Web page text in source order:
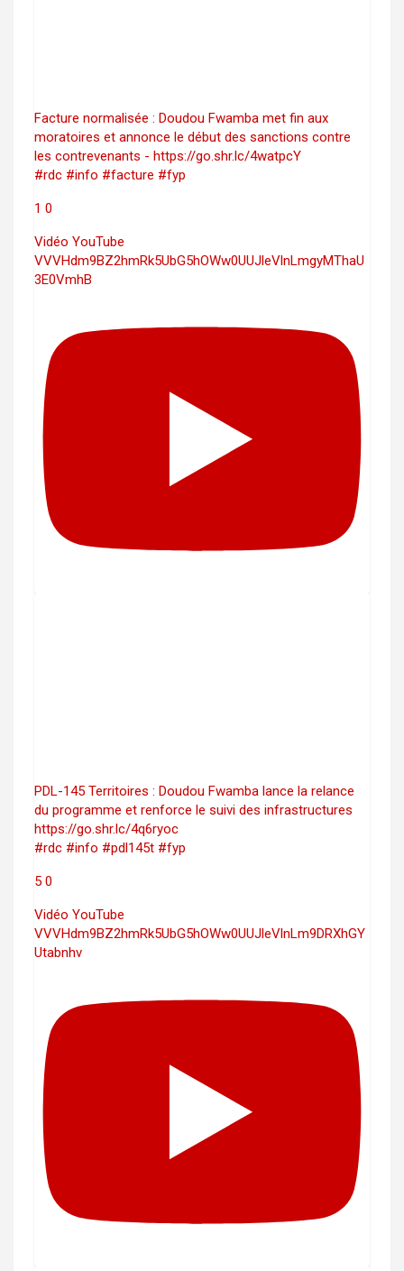
Facture normalisée : Doudou Fwamba met fin aux
moratoires et annonce le début des sanctions contre
les contrevenants - https://go.shr.lc/4watpcY
#rdc #info #facture #fyp
1 0
Vidéo YouTube
VVVHdm9BZ2hmRk5UbG5hOWw0UUJleVlnLmgyMThaU
3E0VmhB
PDL-145 Territoires : Doudou Fwamba lance la relance
du programme et renforce le suivi des infrastructures
https://go.shr.lc/4q6ryoc
#rdc #info #pdl145t #fyp
5 0
Vidéo YouTube
VVVHdm9BZ2hmRk5UbG5hOWw0UUJleVlnLm9DRXhGY
Utabnhv